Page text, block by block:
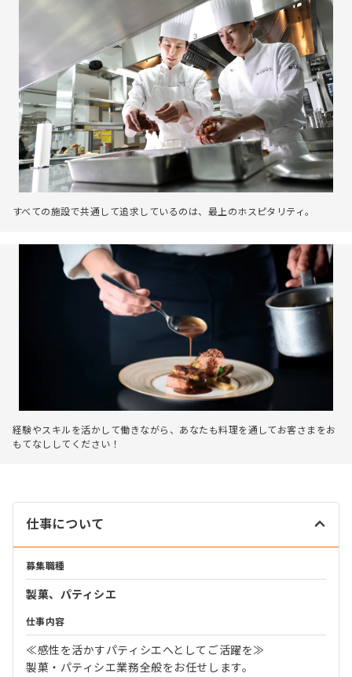
すべての施設で共通して追求しているのは、最上のホスピタリティ。
経験やスキルを活かして働きながら、あなたも料理を通してお客さまをお
もてなししてください！
仕事について
募集職種
製菓、パティシエ
仕事内容
≪感性を活かすパティシエへとしてご活躍を≫
製菓・パティシエ業務全般をお任せします。